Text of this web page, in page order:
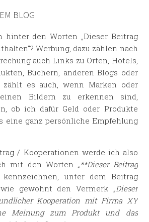
BLOG
hinter den Worten „Dieser Beitrag
Werbung, dazu zählen nach
auch Links zu Orten, Hotels,
Büchern, anderen Blogs oder
zählt es auch, wenn Marken oder
Bildern zu erkennen sind,
ob ich dafür Geld oder Produkte
eine ganz persönliche Empfehlung
/ Kooperationen werde ich also
mit den Worten „**Dieser Beitrag
unter dem Beitrag
gewohnt den Vermerk „Dieser
Kooperation mit Firma XY
Meinung zum Produkt und das